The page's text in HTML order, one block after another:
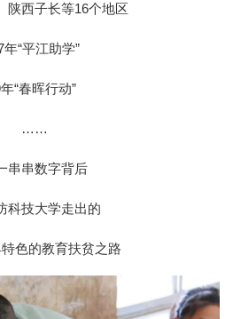
陕西子长等16个地区
年“平江助学”
“春晖行动”
……
串串数字背后
科技大学走出的
色的教育扶贫之路